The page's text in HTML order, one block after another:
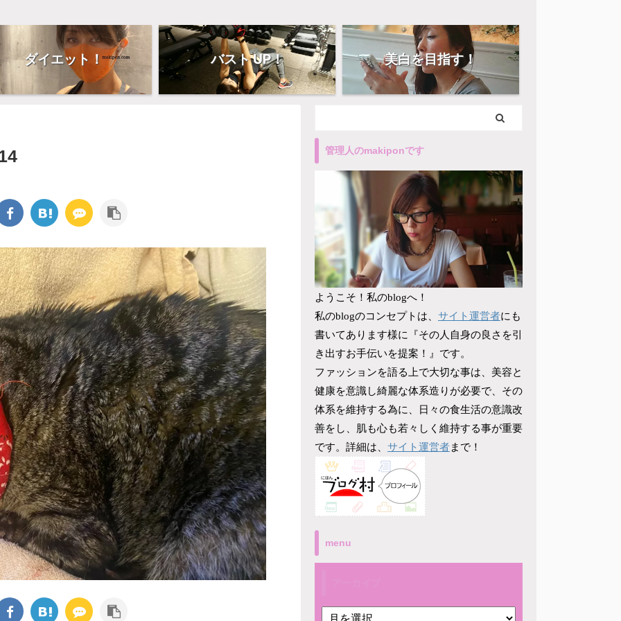
ダイエット！ バスト UP！ 美白を目指す！
管理人のmakiponです
ようこそ！私のblogへ！
私のblogのコンセプトは、 サイト運営者にも
書いてあります様に『その人自身の良さを引
き出すお手伝いを提案！』です。
ファッションを語る上で大切な事は、美容と
健康を意識し綺麗な体系造りが必要で、その
体系を維持する為に、日々の食生活の意識改
善をし、肌も心も若々しく維持する事が重要
です。詳細は、 サイト運営者まで！
menu